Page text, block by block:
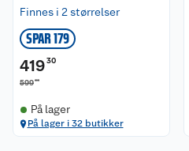
Finnes i 2 størrelser
SPAR 179
41930
59900
På lager
På lager i 32 butikker